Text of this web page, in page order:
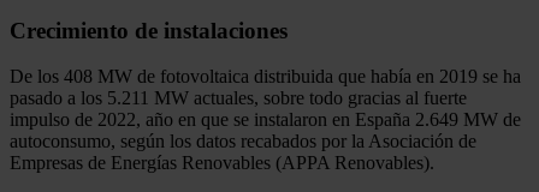
Crecimiento de instalaciones
De los 408 MW de fotovoltaica distribuida que había en 2019 se ha
pasado a los 5.211 MW actuales, sobre todo gracias al fuerte
impulso de 2022, año en que se instalaron en España 2.649 MW de
autoconsumo, según los datos recabados por la Asociación de
Empresas de Energías Renovables (APPA Renovables).